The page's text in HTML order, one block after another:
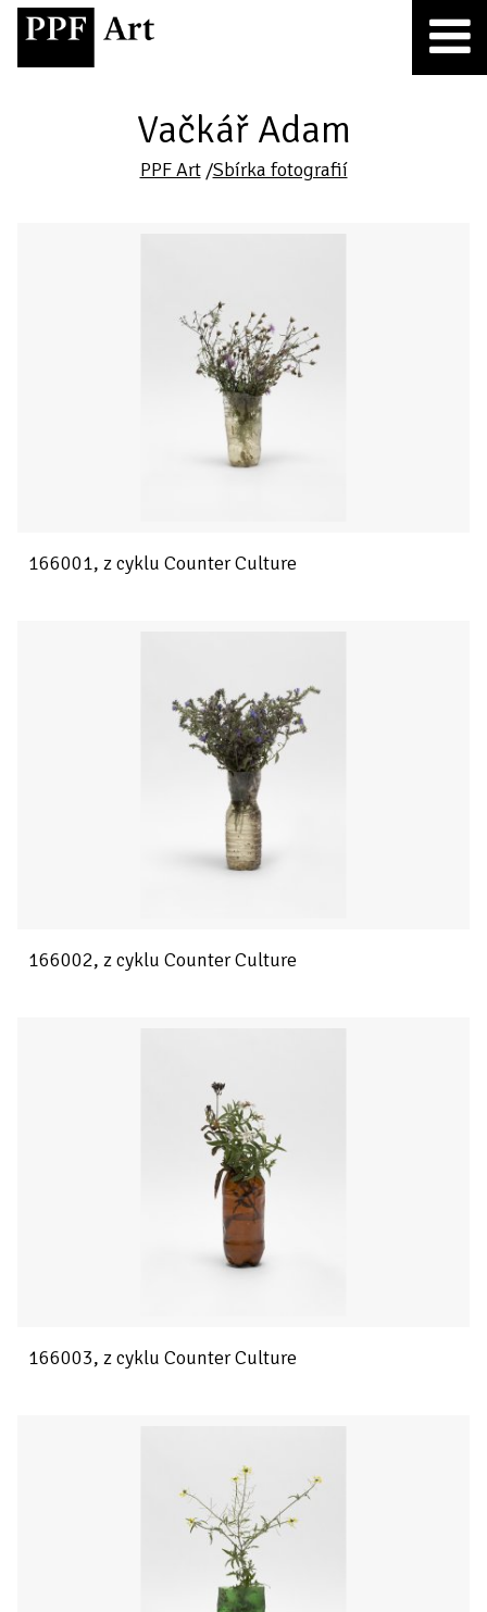
Vačkář Adam
PPF Art/Sbírka fotografií
166001, z cyklu Counter Culture
166002, z cyklu Counter Culture
166003, z cyklu Counter Culture